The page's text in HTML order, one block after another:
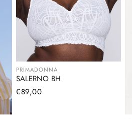
PRIMADONNA
SALERNO BH
Normaler
€89,00